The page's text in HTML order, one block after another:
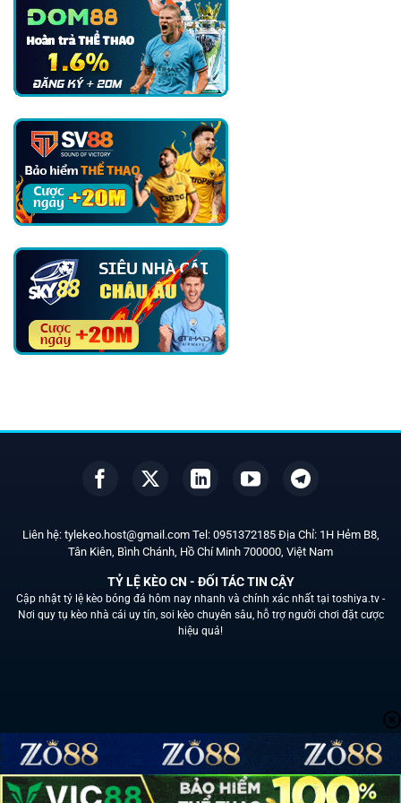
Liên hệ: tylekeo.host@gmail.comTel: 0951372185Địa Chỉ: 1H Hẻm B8,
Tân Kiên, Bình Chánh, Hồ Chí Minh 700000 , Việt Nam
TỶ LỆ KÈO CN - ĐỐI TÁC TIN CẬY
Cập nhật tỷ lệ kèo bóng đá hôm nay nhanh và chính xác nhất tại toshiya.tv -
Nơi quy tụ kèo nhà cái uy tín, soi kèo chuyên sâu, hỗ trợ người chơi đặt cược
hiệu quả!
Liên Hệ Chính sách bảo mật Soi kèo Nhà cái uy tín Tin Tức
Copyright 2026 ©toshiya.tv